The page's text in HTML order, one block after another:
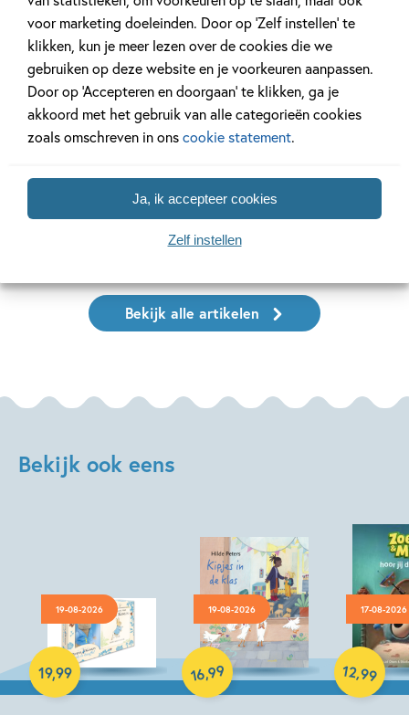
voor marketing doeleinden. Door op ‘Zelf instellen’ te
klikken, kun je meer lezen over de cookies die we
gebruiken op deze website en je voorkeuren aanpassen.
Door op ‘Accepteren en doorgaan’ te klikken, ga je
akkoord met het gebruik van alle categorieën cookies
zoals omschreven in onscookie statement.
Ja, ik accepteer cookies
Zelf instellen
11 JANUARI 2026
Ons Kinderpanel leest:
‘Marvel Superhelden’
16 JULI 2025
De leukste
Bekijk alle artikelen
Bekijk ook eens
19-08-2026
19,99
Hardcover
19-08-2026
16,99
Hardcover
17-08-2026
12,99
Hardcover